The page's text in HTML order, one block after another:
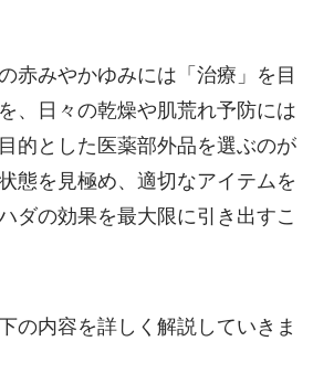
赤みやかゆみには「治療」を目
、日々の乾燥や肌荒れ予防には
的とした医薬部外品を選ぶのが
態を見極め、適切なアイテムを
ダの効果を最大限に引き出すこ
の内容を詳しく解説していきま